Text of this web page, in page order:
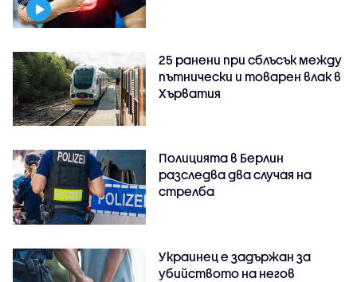
25 ранени при сблъсък между
пътнически и товарен влак в
Хърватия
Полицията в Берлин
разследва два случая на
стрелба
Украинец е задържан за
убийството на негов